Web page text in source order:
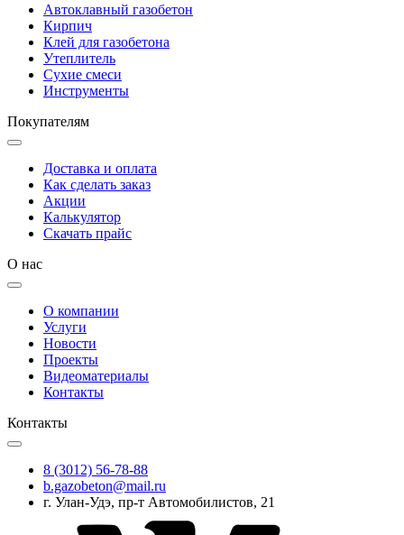
Автоклавный газобетон
Кирпич
Клей для газобетона
Утеплитель
Сухие смеси
Инструменты
Покупателям
Доставка и оплата
Как сделать заказ
Акции
Калькулятор
Скачать прайс
О нас
О компании
Услуги
Новости
Проекты
Видеоматериалы
Контакты
Контакты
8 (3012) 56-78-88
b.gazobeton@mail.ru
г. Улан-Удэ, пр-т Автомобилистов, 21